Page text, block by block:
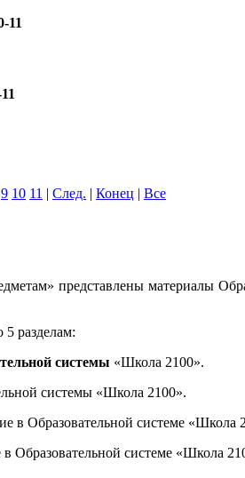
11
9 10 11 | След. | Конец | Все
представлены материалы
разделам:
системы «Школа 2100».
системы «Школа 2100».
в Образовательной системе «Школа
в Образовательной системе «Школа